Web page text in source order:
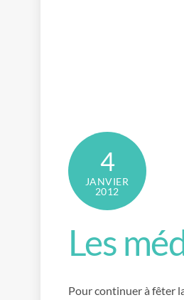
4
JANVIER
2012
Les
Pour continuer à fêter